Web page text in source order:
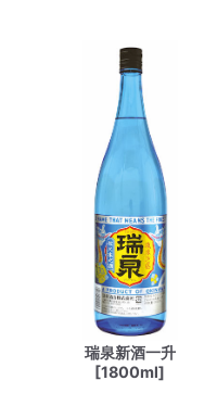
瑞泉新酒一升
[1800ml]